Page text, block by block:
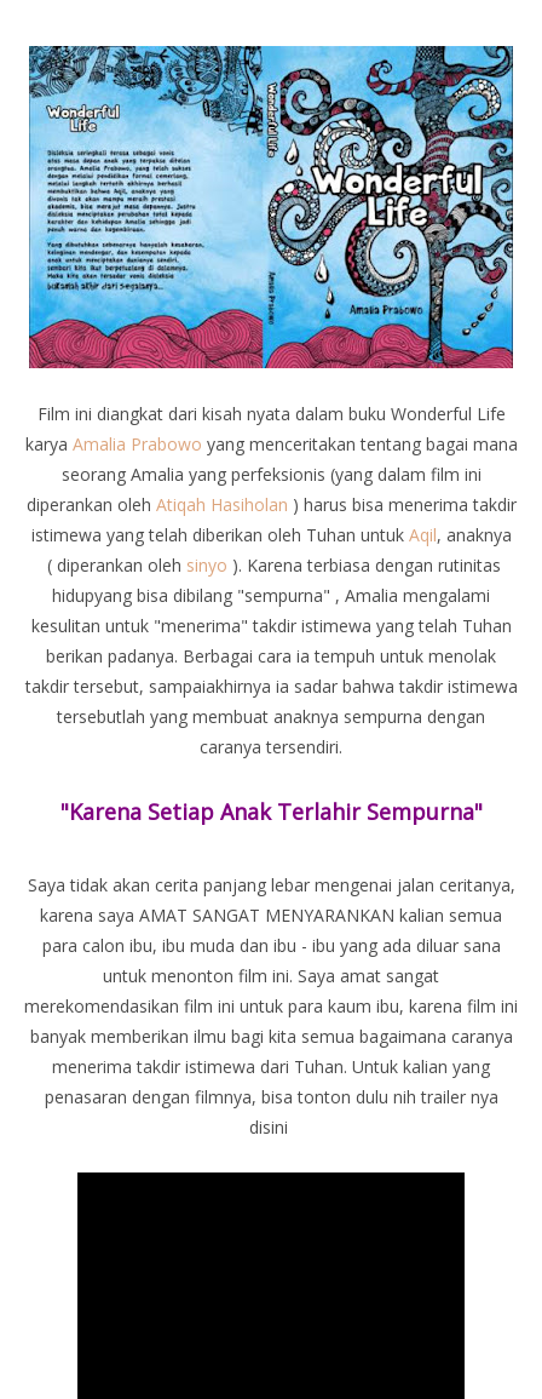
Film ini diangkat dari kisah nyata dalam buku Wonderful Life
karya Amalia Prabowo yang menceritakan tentang bagai mana
seorang Amalia yang perfeksionis (yang dalam film ini
diperankan oleh Atiqah Hasiholan ) harus bisa menerima takdir
istimewa yang telah diberikan oleh Tuhan untuk Aqil, anaknya
( diperankan oleh sinyo ). Karena terbiasa dengan rutinitas
hidupyang bisa dibilang "sempurna" , Amalia mengalami
kesulitan untuk "menerima" takdir istimewa yang telah Tuhan
berikan padanya. Berbagai cara ia tempuh untuk menolak
takdir tersebut, sampaiakhirnya ia sadar bahwa takdir istimewa
tersebutlah yang membuat anaknya sempurna dengan
caranya tersendiri.
"Karena Setiap Anak Terlahir Sempurna"
Saya tidak akan cerita panjang lebar mengenai jalan ceritanya,
karena saya AMAT SANGAT MENYARANKAN kalian semua
para calon ibu, ibu muda dan ibu - ibu yang ada diluar sana
untuk menonton film ini. Saya amat sangat
merekomendasikan film ini untuk para kaum ibu, karena film ini
banyak memberikan ilmu bagi kita semua bagaimana caranya
menerima takdir istimewa dari Tuhan. Untuk kalian yang
penasaran dengan filmnya, bisa tonton dulu nih trailer nya
disini